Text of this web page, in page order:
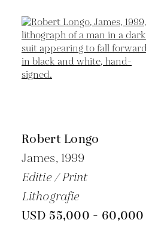
Robert Longo
James, 1999
Editie / Print
Lithografie
USD 55,000 - 60,000